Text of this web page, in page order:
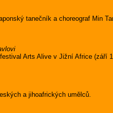
tanečník a choreograf Min
Arts Alive v Jižní Africe (září
a jihoafrických umělců.